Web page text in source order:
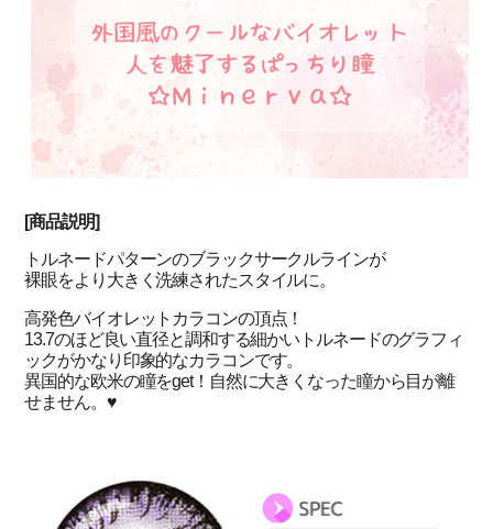
[商品説明]
トルネードパターンのブラックサークルラインが
裸眼をより大きく洗練されたスタイルに。
高発色バイオレットカラコンの頂点！
13.7のほど良い直径と調和する細かいトルネードのグラフィ
ックがかなり印象的なカラコンです。
異国的な欧米の瞳をget！ 自然に大きくなった瞳から目が離
せません。♥